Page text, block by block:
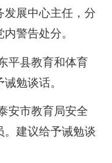
发展中心主任，分
警告处分。
县教育和体育
勉谈话。
市教育局安全
。建议给予诫勉谈